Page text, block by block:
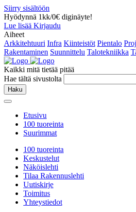
Siirry sisältöön
Hyödynnä 1kk/0€ diginäyte!
Lue lisää Kirjaudu
Aiheet
Arkkitehtuuri Infra Kiinteistöt Pientalo
Rakentaminen Suunnittelu Talotekniikka
Kaikki mitä tietää pitää
Hae tältä sivustolta
Haku
Etusivu
100 tuoreinta
Suurimmat
100 tuoreinta
Keskustelut
Näköislehti
Tilaa Rakennuslehti
Uutiskirje
Toimitus
Yhteystiedot